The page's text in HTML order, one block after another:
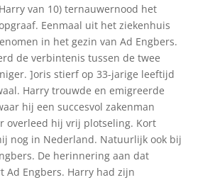
van 10) ternauwernood het
Eenmaal uit het ziekenhuis
in het gezin van Ad Engbers.
de verbintenis tussen de twee
]oris stierf op 33-jarige leeftijd
Harry trouwde en emigreerde
hij een succesvol zakenman
overleed hij vrij plotseling. Kort
nog in Nederland. Natuurlijk ook bij
De herinnering aan dat
Ad Engbers. Harry had zijn